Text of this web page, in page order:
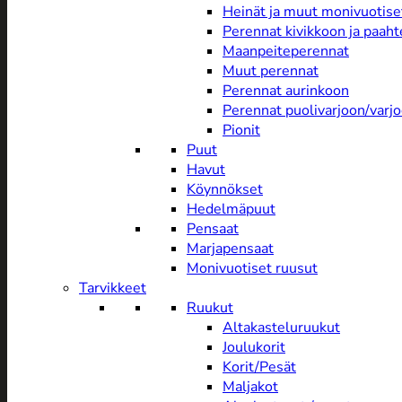
Heinät ja muut
Perennat kivikkoon ja
Maanpeiteperennat
Muut perennat
Perennat aurinkoon
Perennat puolivarjoon/
Pionit
Puut
Havut
Köynnökset
Hedelmäpuut
Pensaat
Marjapensaat
Monivuotiset ruusut
Tarvikkeet
Ruukut
Altakasteluruukut
Joulukorit
Korit/Pesät
Maljakot